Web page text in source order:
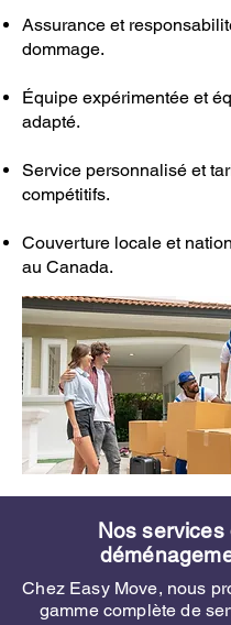
Assurance et
dommage.
Équipe expérimentée et
adapté.
Service personnalisé et
compétitifs.
Couverture locale et
au Canada.
Nos services
Chez Easy Move, nous
gamme complète de